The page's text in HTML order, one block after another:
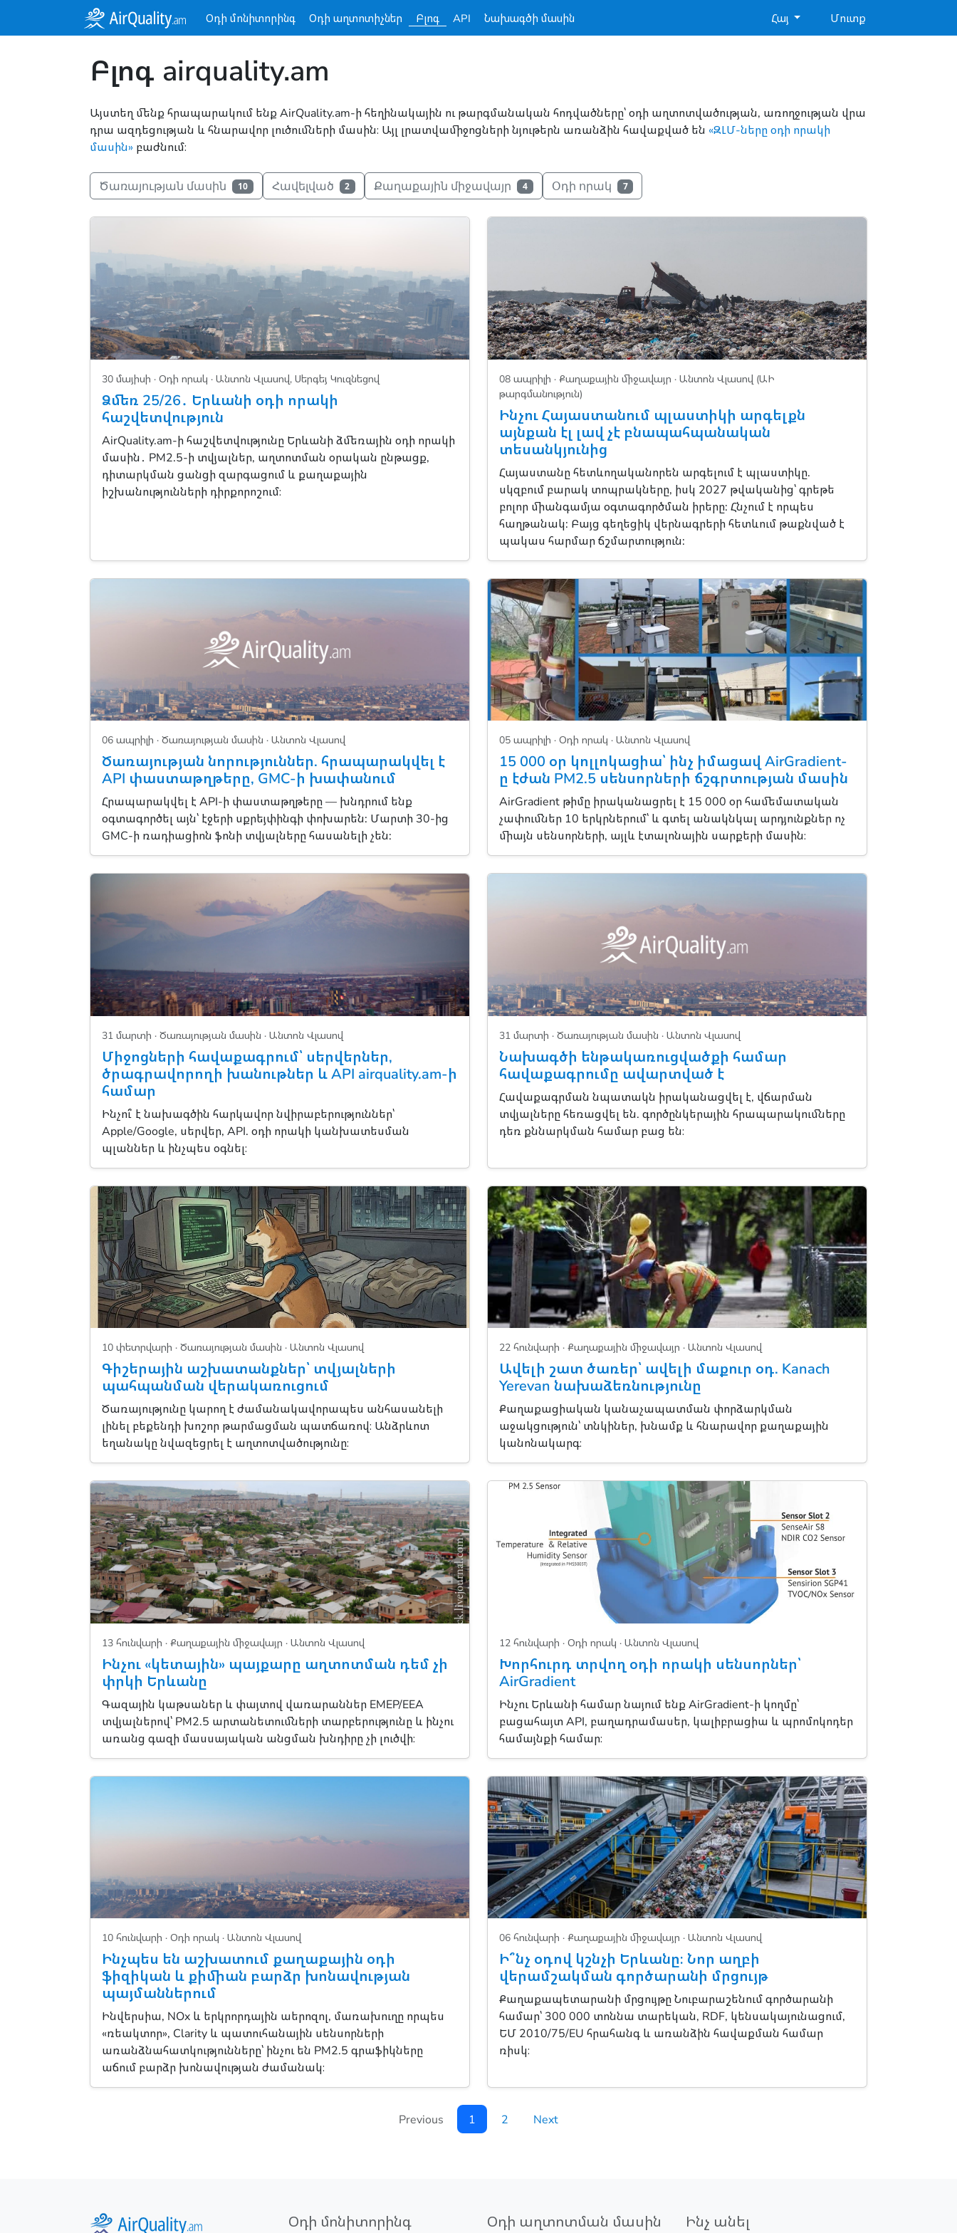
Օդի մոնիտորինգ Օդի աղտոտիչներ Բլոգ API Նախագծի մասին Հայ Մուտք
Բլոգ airquality.am
Այստեղ մենք հրապարակում ենք AirQuality.am-ի հեղինակային ու թարգմանական հոդվածները՝ օդի աղտոտվածության, առողջության վրա
դրա ազդեցության և հնարավոր լուծումների մասին։ Այլ լրատվամիջոցների նյութերն առանձին հավաքված են «ԶԼՄ-ները օդի որակի
մասին» բաժնում։
Ծառայության մասին 10 Հավելված 2 Քաղաքային միջավայր 4 Օդի որակ 7
30 մայիսի · Օդի որակ · Անտոն Վլասով, Սերգեյ Կուզնեցով
Ձմեռ 25/26․ Երևանի օդի որակի
հաշվետվություն
AirQuality.am-ի հաշվետվությունը Երևանի ձմեռային օդի որակի
մասին․ PM2.5-ի տվյալներ, աղտոտման օրական ընթացք,
դիտարկման ցանցի զարգացում և քաղաքային
իշխանությունների դիրքորոշում։
08 ապրիլի · Քաղաքային միջավայր · Անտոն Վլասով (ԱԻ
թարգմանություն)
Ինչու Հայաստանում պլաստիկի արգելքն
այնքան էլ լավ չէ բնապահպանական
տեսանկյունից
Հայաստանը հետևողականորեն արգելում է պլաստիկը.
սկզբում բարակ տոպրակները, իսկ 2027 թվականից՝ գրեթե
բոլոր միանգամյա օգտագործման իրերը: Հնչում է որպես
հաղթանակ: Բայց գեղեցիկ վերնագրերի հետևում թաքնված է
պակաս հարմար ճշմարտություն:
06 ապրիլի · Ծառայության մասին · Անտոն Վլասով
Ծառայության նորություններ. հրապարակվել է
API փաստաթղթերը, GMC-ի խափանում
Հրապարակվել է API-ի փաստաթղթերը — խնդրում ենք
օգտագործել այն՝ էջերի սքրեյփինգի փոխարեն: Մարտի 30-ից
GMC-ի ռադիացիոն ֆոնի տվյալները հասանելի չեն:
05 ապրիլի · Օդի որակ · Անտոն Վլասով
15 000 օր կոլլոկացիա՝ ինչ իմացավ AirGradient-
ը էժան PM2.5 սենսորների ճշգրտության մասին
AirGradient թիմը իրականացրել է 15 000 օր համեմատական
չափումներ 10 երկրներում՝ և գտել անակնկալ արդյունքներ ոչ
միայն սենսորների, այլև էտալոնային սարքերի մասին։
31 մարտի · Ծառայության մասին · Անտոն Վլասով
Միջոցների հավաքագրում՝ սերվերներ,
ծրագրավորողի խանութներ և API airquality.am-ի
համար
Ինչու՞ է նախագծին հարկավոր նվիրաբերություններ՝
Apple/Google, սերվեր, API. օդի որակի կանխատեսման
պլաններ և ինչպես օգնել։
31 մարտի · Ծառայության մասին · Անտոն Վլասով
Նախագծի ենթակառուցվածքի համար
հավաքագրումը ավարտված է
Հավաքագրման նպատակն իրականացվել է, վճարման
տվյալները հեռացվել են. գործընկերային հրապարակումները
դեռ քննարկման համար բաց են։
10 փետրվարի · Ծառայության մասին · Անտոն Վլասով
Գիշերային աշխատանքներ՝ տվյալների
պահպանման վերակառուցում
Ծառայությունը կարող է ժամանակավորապես անհասանելի
լինել բեքենդի խոշոր թարմացման պատճառով։ Անձրևոտ
եղանակը նվազեցրել է աղտոտվածությունը։
22 հունվարի · Քաղաքային միջավայր · Անտոն Վլասով
Ավելի շատ ծառեր՝ ավելի մաքուր օդ. Kanach
Yerevan նախաձեռնությունը
Քաղաքացիական կանաչապատման փորձարկման
աջակցություն՝ տնկիներ, խնամք և հնարավոր քաղաքային
կանոնակարգ։
13 հունվարի · Քաղաքային միջավայր · Անտոն Վլասով
Ինչու «կետային» պայքարը աղտոտման դեմ չի
փրկի Երևանը
Գազային կաթսաներ և փայտով վառարաններ EMEP/EEA
տվյալներով՝ PM2.5 արտանետումների տարբերությունը և ինչու
առանց գազի մասսայական անցման խնդիրը չի լուծվի։
12 հունվարի · Օդի որակ · Անտոն Վլասով
Խորհուրդ տրվող օդի որակի սենսորներ՝
AirGradient
Ինչու Երևանի համար նայում ենք AirGradient-ի կողմը՝
բացահայտ API, բաղադրամասեր, կալիբրացիա և պրոմոկոդեր
համայնքի համար։
10 հունվարի · Օդի որակ · Անտոն Վլասով
Ինչպես են աշխատում քաղաքային օդի
ֆիզիկան և քիմիան բարձր խոնավության
պայմաններում
Ինվերսիա, NOx և երկրորդային աերոզոլ, մառախուղը որպես
«ռեակտոր», Clarity և պատուհանային սենսորների
առանձնահատկությունները՝ ինչու են PM2.5 գրաֆիկները
աճում բարձր խոնավության ժամանակ։
06 հունվարի · Քաղաքային միջավայր · Անտոն Վլասով
Ի՞նչ օդով կշնչի Երևանը։ Նոր աղբի
վերամշակման գործարանի մրցույթ
Քաղաքապետարանի մրցույթը Նուբարաշենում գործարանի
համար՝ 300 000 տոննա տարեկան, RDF, կենսակայունացում,
ԵՄ 2010/75/EU հրահանգ և առանձին հավաքման համար
ռիսկ։
Previous 1 2 Next
Օդի մոնիտորինգ Օդի աղտոտման մասին Ինչ անել